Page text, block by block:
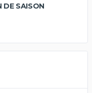
DE SAISON